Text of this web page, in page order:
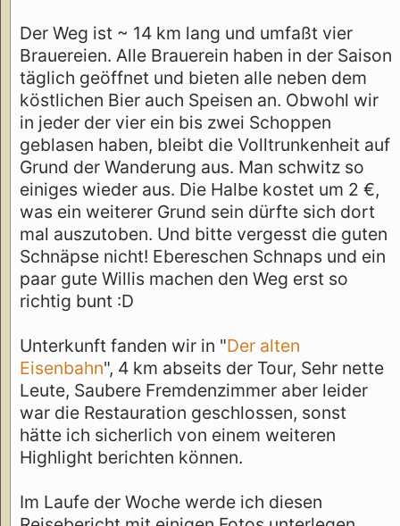
Der Weg ist ~ 14 km lang und umfaßt vier
Brauereien. Alle Brauerein haben in der Saison
täglich geöffnet und bieten alle neben dem
köstlichen Bier auch Speisen an. Obwohl wir
in jeder der vier ein bis zwei Schoppen
geblasen haben, bleibt die Volltrunkenheit auf
Grund der Wanderung aus. Man schwitz so
einiges wieder aus. Die Halbe kostet um 2 €,
was ein weiterer Grund sein dürfte sich dort
mal auszutoben. Und bitte vergesst die guten
Schnäpse nicht! Ebereschen Schnaps und ein
paar gute Willis machen den Weg erst so
richtig bunt :D
Unterkunft fanden wir in "Der alten
Eisenbahn", 4 km abseits der Tour, Sehr nette
Leute, Saubere Fremdenzimmer aber leider
war die Restauration geschlossen, sonst
hätte ich sicherlich von einem weiteren
Highlight berichten können.
Im Laufe der Woche werde ich diesen